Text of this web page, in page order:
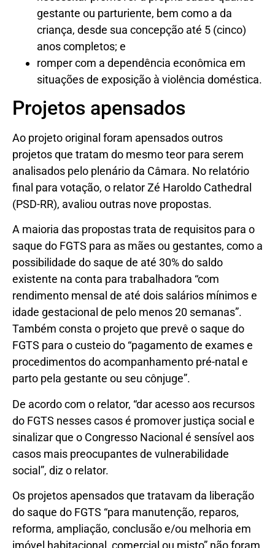
gestante ou parturiente, bem como a da
criança, desde sua concepção até 5 (cinco)
anos completos; e
romper com a dependência econômica em
situações de exposição à violência doméstica.
Projetos apensados
Ao projeto original foram apensados outros
projetos que tratam do mesmo teor para serem
analisados pelo plenário da Câmara. No relatório
final para votação, o relator Zé Haroldo Cathedral
(PSD-RR), avaliou outras nove propostas.
A maioria das propostas trata de requisitos para o
saque do FGTS para as mães ou gestantes, como a
possibilidade do saque de até 30% do saldo
existente na conta para trabalhadora “com
rendimento mensal de até dois salários mínimos e
idade gestacional de pelo menos 20 semanas”.
Também consta o projeto que prevê o saque do
FGTS para o custeio do “pagamento de exames e
procedimentos do acompanhamento pré-natal e
parto pela gestante ou seu cônjuge”.
De acordo com o relator, “dar acesso aos recursos
do FGTS nesses casos é promover justiça social e
sinalizar que o Congresso Nacional é sensível aos
casos mais preocupantes de vulnerabilidade
social”, diz o relator.
Os projetos apensados que tratavam da liberação
do saque do FGTS “para manutenção, reparos,
reforma, ampliação, conclusão e/ou melhoria em
imóvel habitacional, comercial ou misto” não foram